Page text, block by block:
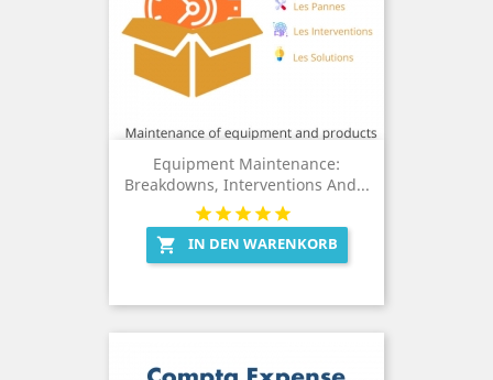
Equipment Maintenance:
Breakdowns, Interventions And...
 IN DEN WARENKORB